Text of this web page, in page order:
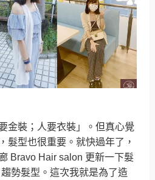
金裝；人要衣裝」。但真心覺
髮型也很重要。就快過年了，
Bravo Hair salon 更新一下髮
勢髮型。這次我就是為了造